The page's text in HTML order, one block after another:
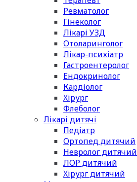
Ревматолог
Гінеколог
Лікарі УЗД
Отоларинголог
Лікар-психіатр
Гастроентеролог
Ендокринолог
Кардіолог
Хірург
Флеболог
Лікарі дитячі
Педіатр
Ортопед дитячий
Невролог дитячий
ЛОР дитячий
Хірург дитячий